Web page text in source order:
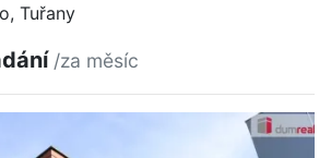
Tuřany
/za měsíc